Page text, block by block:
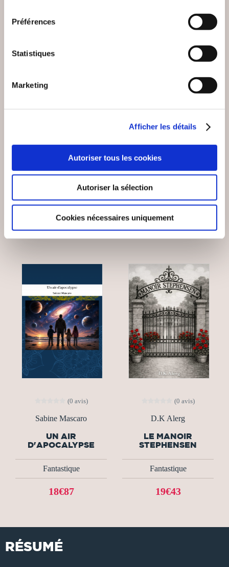
Préférences
Statistiques
Marketing
Afficher les détails
Autoriser tous les cookies
Autoriser la sélection
Cookies nécessaires uniquement
Marc Gérémie
LES ROYAUMES DE
LA PIERRE BLANCHE
9€99
(0 avis)
DARK SHADOW, LE
SPECTRE DES
11€53
(0 avis)
Sabine Mascaro
UN AIR
D'APOCALYPSE
Fantastique
18€87
(0 avis)
D.K Alerg
LE MANOIR
STEPHENSEN
Fantastique
19€43
RÉSUMÉ